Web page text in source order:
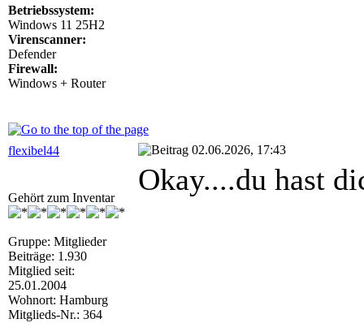
Betriebssystem:
Windows 11 25H2
Virenscanner:
Defender
Firewall:
Windows + Router
flexibel44 02.06.2026, 17:43
Gehört zum Inventar
Gruppe: Mitglieder
Beiträge: 1.930
Mitglied seit:
25.01.2004
Wohnort: Hamburg
Mitglieds-Nr.: 364
Okay....du hast